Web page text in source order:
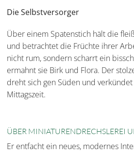
Die Selbstversorger
Über einem Spatenstich hält die
und betrachtet die Früchte ihrer
nicht rum, sondern scharrt ein
ermahnt sie Birk und Flora. Der
dreht sich gen Süden und
Mittagszeit.
ÜBER MINIATURENDRECHSLEREI
Er entfacht ein neues, modernes